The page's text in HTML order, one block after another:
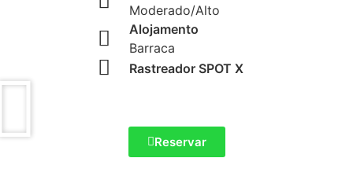
Moderado/Alto
Alojamento
Barraca
Rastreador SPOT X
Reservar